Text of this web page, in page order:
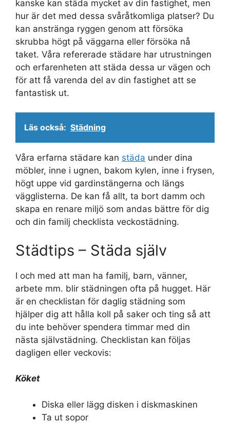
kanske kan städa mycket av din fastighet, men
hur är det med dessa svåråtkomliga platser? Du
kan anstränga ryggen genom att försöka
skrubba högt på väggarna eller försöka nå
taket. Våra refererade städare har utrustningen
och erfarenheten att städa dessa ur vägen och
för att få varenda del av din fastighet att se
fantastisk ut.
Läs också: Städning
Våra erfarna städare kan städa under dina
möbler, inne i ugnen, bakom kylen, inne i frysen,
högt uppe vid gardinstängerna och längs
vägglisterna. De kan få allt, ta bort damm och
skapa en renare miljö som andas bättre för dig
och din familj checklista veckostädning.
Städtips – Städa själv
I och med att man ha familj, barn, vänner,
arbete mm. blir städningen ofta på hugget. Här
är en checklistan för daglig städning som
hjälper dig att hålla koll på saker och ting så att
du inte behöver spendera timmar med din
nästa självstädning. Checklistan kan följas
dagligen eller veckovis:
Köket
Diska eller lägg disken i diskmaskinen
Ta ut sopor